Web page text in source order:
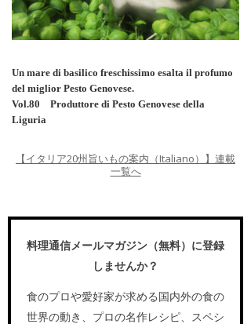
Un mare di basilico freschissimo esalta il profumo
del miglior Pesto Genovese.
Vol.80 Produttore di Pesto Genovese della
Liguria
【イタリア20州旨いもの案内（Italiano）】連載
一覧へ
料理通信メールマガジン（無料）に登録
しませんか？
食のプロや愛好家が求める国内外の食の
世界の動き、プロの名作レシピ、スペシ